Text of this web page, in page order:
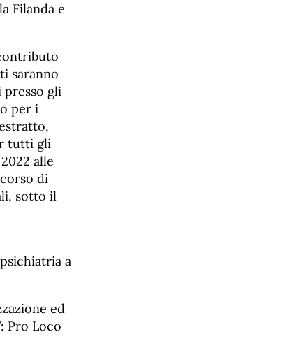
Filanda e
saranno
presso gli
per i
tutti gli
alle
di
sotto il
a
ed
Pro Loco